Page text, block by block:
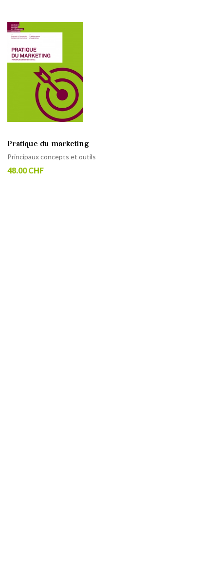
Pratique du marketing
Principaux concepts et outils
48.00 CHF